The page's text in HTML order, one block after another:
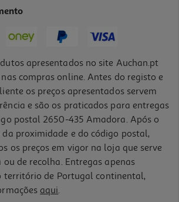
apresentados no site Auchan.pt
compras online. Antes do registo e
os preços apresentados servem
e são os praticados para entregas
postal 2650-435 Amadora. Após o
proximidade e do código postal,
os preços em vigor na loja que serve
de recolha. Entregas apenas
território de Portugal continental,
aqui.